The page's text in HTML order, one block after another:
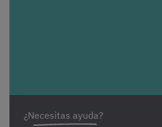
¿Necesitas ayuda?